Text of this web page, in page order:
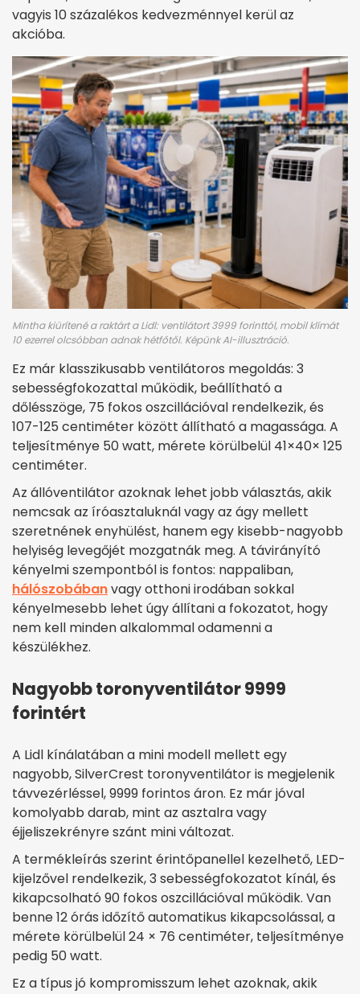
vagyis 10 százalékos kedvezménnyel kerül az
akcióba.
Mintha kiürítené a raktárt a Lidl: ventilátort 3999 forinttól, mobil klímát
10 ezerrel olcsóbban adnak hétfőtől. Képünk AI-illusztráció.
Ez már klasszikusabb ventilátoros megoldás: 3
sebességfokozattal működik, beállítható a
dőlésszöge, 75 fokos oszcillációval rendelkezik, és
107-125 centiméter között állítható a magassága. A
teljesítménye 50 watt, mérete körülbelül 41×40× 125
centiméter.
Az állóventilátor azoknak lehet jobb választás, akik
nemcsak az íróasztaluknál vagy az ágy mellett
szeretnének enyhülést, hanem egy kisebb-nagyobb
helyiség levegőjét mozgatnák meg. A távirányító
kényelmi szempontból is fontos: nappaliban,
hálószobábanvagy otthoni irodában sokkal
kényelmesebb lehet úgy állítani a fokozatot, hogy
nem kell minden alkalommal odamenni a
készülékhez.
Nagyobb toronyventilátor 9999
forintért
A Lidl kínálatában a mini modell mellett egy
nagyobb, SilverCrest toronyventilátor is megjelenik
távvezérléssel, 9999 forintos áron. Ez már jóval
komolyabb darab, mint az asztalra vagy
éjjeliszekrényre szánt mini változat.
A termékleírás szerint érintőpanellel kezelhető, LED-
kijelzővel rendelkezik, 3 sebességfokozatot kínál, és
kikapcsolható 90 fokos oszcillációval működik. Van
benne 12 órás időzítő automatikus kikapcsolással, a
mérete körülbelül 24 × 76 centiméter, teljesítménye
pedig 50 watt.
Ez a típus jó kompromisszum lehet azoknak, akik